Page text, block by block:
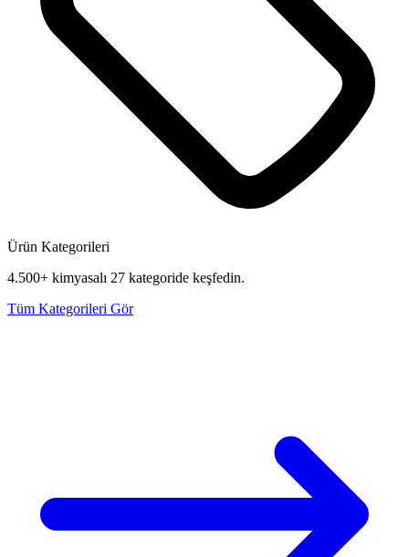
Ürün Kategorileri
4.500+ kimyasalı 27 kategoride keşfedin.
Tüm Kategorileri Gör